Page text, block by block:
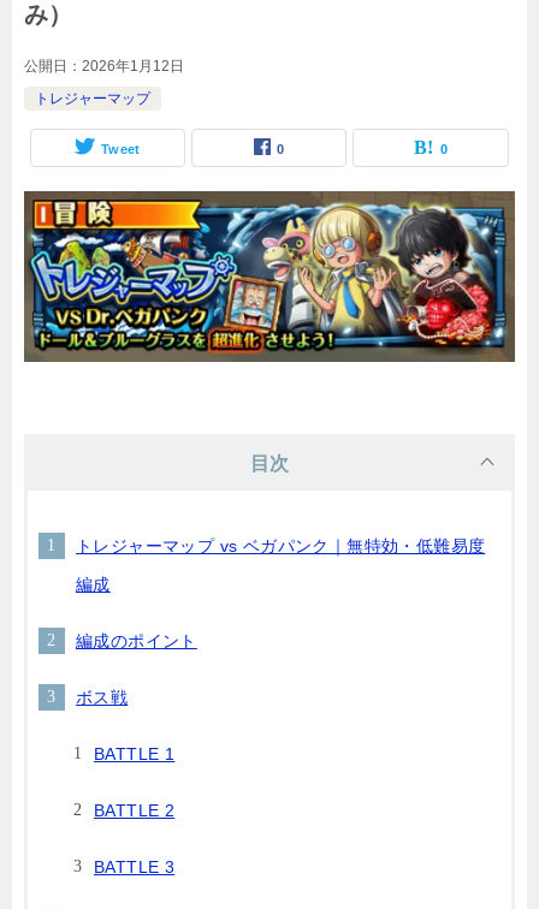
み）
公開日： 2026年1月12日
トレジャーマップ
Tweet 0 0
目次
トレジャーマップ vs ベガパンク｜無特効・低難易度
編成
編成のポイント
ボス戦
BATTLE 1
BATTLE 2
BATTLE 3